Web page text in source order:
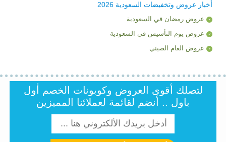
أخبار عروض وتخفيضات السعودية 2026
عروض رمضان في السعودية
عروض يوم التأسيس في السعودية
عروض العام الصيني
لتصلك أقوى العروض وكوبونات الخصم أول
باول .. أنضم لقائمة لعملائنا المميزين